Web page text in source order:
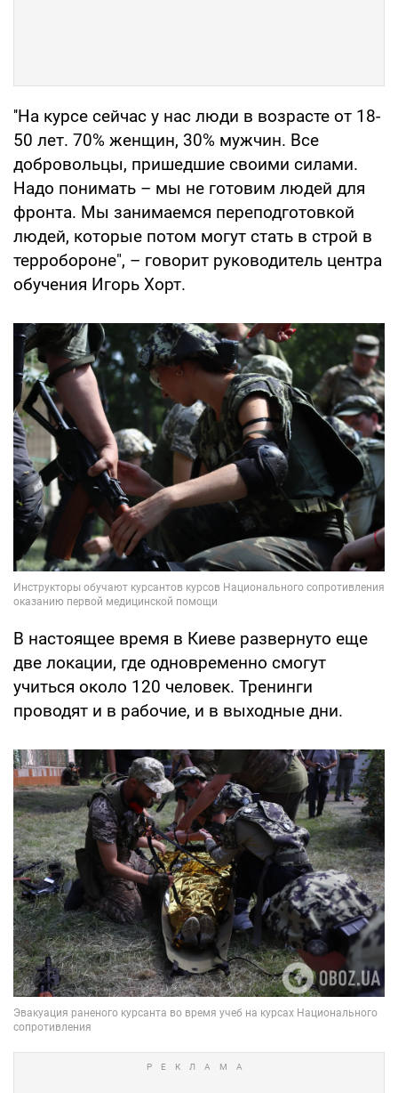
''На курсе сейчас у нас люди в возрасте от 18-
50 лет. 70% женщин, 30% мужчин. Все
добровольцы, пришедшие своими силами.
Надо понимать – мы не готовим людей для
фронта. Мы занимаемся переподготовкой
людей, которые потом могут стать в строй в
терробороне", – говорит руководитель центра
обучения Игорь Хорт.
В настоящее время в Киеве развернуто еще
две локации, где одновременно смогут
учиться около 120 человек. Тренинги
проводят и в рабочие, и в выходные дни.